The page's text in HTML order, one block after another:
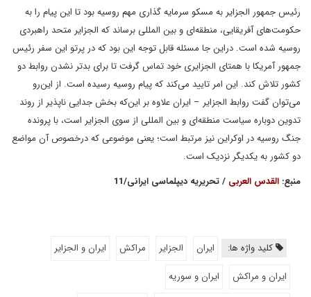
رئیس جمهور الجزایر به مسکو سرمایه گذاری مهم روسیه بود تا این پیام را به
حکومت‌های آفریقایی، منطقه‌ای و بین المللی برساند که الجزایر متحد راهبردی
روسیه شده است. دراین جا مسئله قابل توجه این بود که در پرتو این سفر رئیس
جمهور آمریکا با همتای الجزایری خود تماس گرفت تا برای بدتر نشدن روابط دو
کشور تلاش کند. این امر تایید می‌کند که پیام روسیه رسیده است. از این‌رو
می‌توان گفت روابط الجزایر – ایران علاوه بر این‌که بخش جدایی ناپذیر از روند
تدوین دوباره سیاست منطقه‌ای و بین المللی از سوی الجزایر است، با پرونده
جنگ روسیه در اوکراین نیز مرتبط است؛ یعنی موضوعی که درخصوص آن مواضع
دو کشور به یکدیگر نزدیک است.
منبع: القدس العربی / تحریریه دیپلماسی ایرانی/11
کلید واژه ها: ایران الجزایر مراکش
ایران و الجزایر
ایران و مراکش
ایران و سوریه